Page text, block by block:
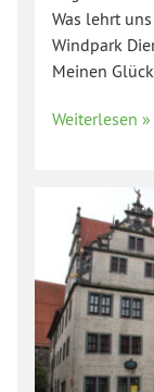
Was lehrt
Windpark
Meinen
Weiterlesen »